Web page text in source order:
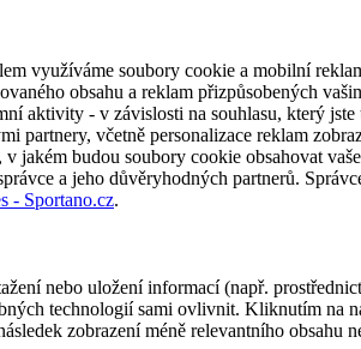
využíváme soubory cookie a mobilní
obsahu a reklam přizpůsobených
aktivity - v závislosti na souhlasu, který
včetně personalizace reklam
jakém budou soubory cookie obsahovat
a jeho důvěryhodných partnerů.
- Sportano.cz.
nebo uložení informací (např.
technologií sami ovlivnit. Kliknutím na
zobrazení méně relevantního obsahu